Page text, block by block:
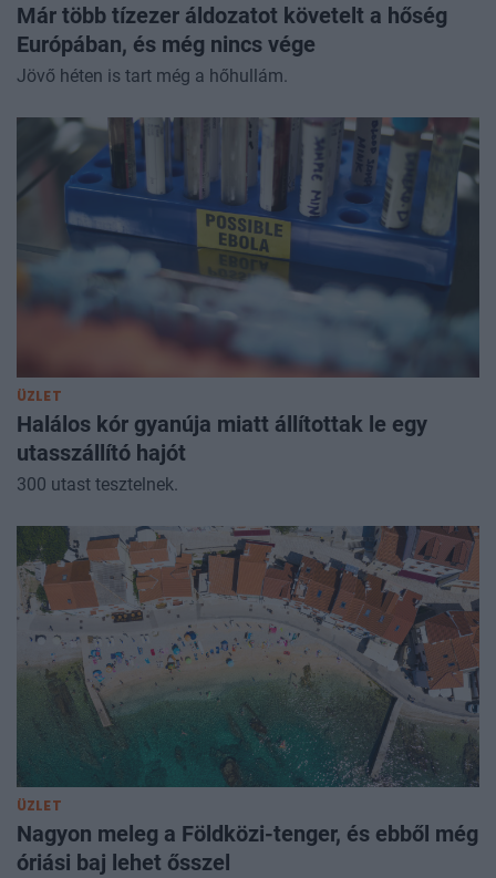
Már több tízezer áldozatot követelt a hőség
Európában, és még nincs vége
Jövő héten is tart még a hőhullám.
ÜZLET
Halálos kór gyanúja miatt állítottak le egy
utasszállító hajót
300 utast tesztelnek.
ÜZLET
Nagyon meleg a Földközi-tenger, és ebből még
óriási baj lehet ősszel